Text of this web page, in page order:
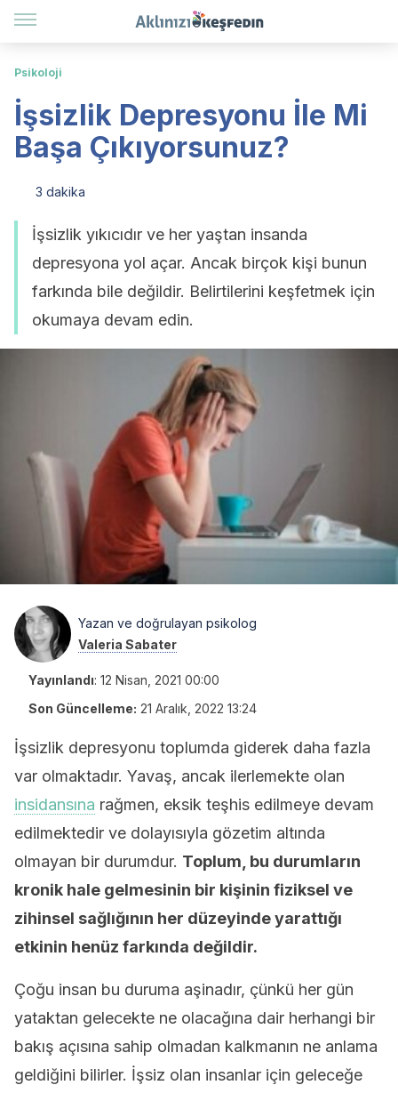
Psikoloji
İşsizlik Depresyonu İle Mi
Başa Çıkıyorsunuz?
3 dakika
İşsizlik yıkıcıdır ve her yaştan insanda
depresyona yol açar. Ancak birçok kişi bunun
farkında bile değildir. Belirtilerini keşfetmek için
okumaya devam edin.
Yazan ve doğrulayan psikolog
Valeria Sabater
Yayınlandı: 12 Nisan, 2021 00:00
Son Güncelleme: 21 Aralık, 2022 13:24
İşsizlik depresyonu toplumda giderek daha fazla
var olmaktadır. Yavaş, ancak ilerlemekte olan
insidansına rağmen, eksik teşhis edilmeye devam
edilmektedir ve dolayısıyla gözetim altında
olmayan bir durumdur. Toplum, bu durumların
kronik hale gelmesinin bir kişinin fiziksel ve
zihinsel sağlığının her düzeyinde yarattığı
etkinin henüz farkında değildir.
Çoğu insan bu duruma aşinadır, çünkü her gün
yataktan gelecekte ne olacağına dair herhangi bir
bakış açısına sahip olmadan kalkmanın ne anlama
geldiğini bilirler. İşsiz olan insanlar için geleceğe